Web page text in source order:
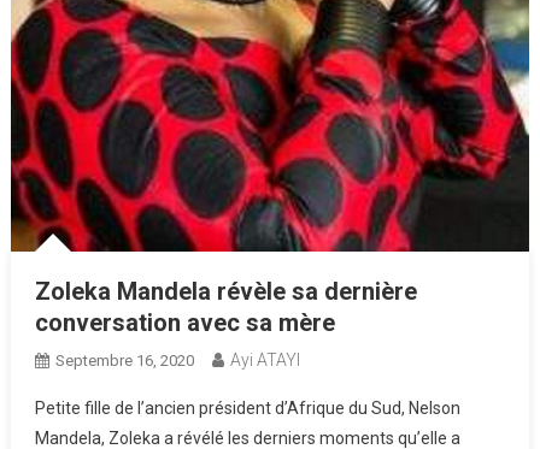
Zoleka Mandela révèle sa dernière
conversation avec sa mère
Septembre 16, 2020 Ayi ATAYI
Petite fille de l’ancien président d’Afrique du Sud, Nelson
Mandela, Zoleka a révélé les derniers moments qu’elle a